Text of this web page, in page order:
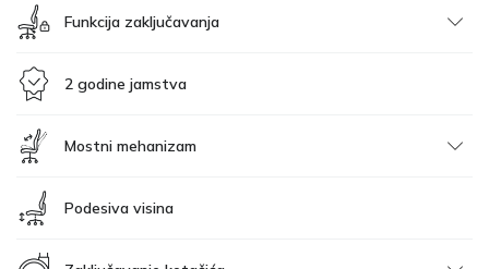
Funkcija zaključavanja
2 godine jamstva
Mostni mehanizam
Podesiva visina